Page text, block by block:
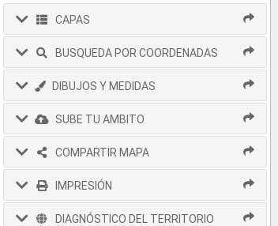
CAPAS
BUSQUEDA POR COORDENADAS
DIBUJOS Y MEDIDAS
SUBE TU AMBITO
COMPARTIR MAPA
IMPRESIÓN
DIAGNÓSTICO DEL TERRITORIO